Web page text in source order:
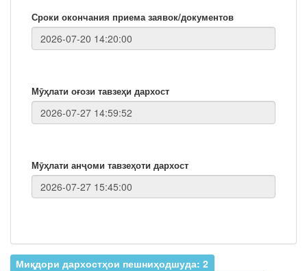
Сроки окончания приема заявок/документов
Мӯҳлати оғози тавзеҳи дархост
Мӯҳлати анҷоми тавзеҳоти дархост
Миқдори дархостҳои пешниҳодшуда: 2